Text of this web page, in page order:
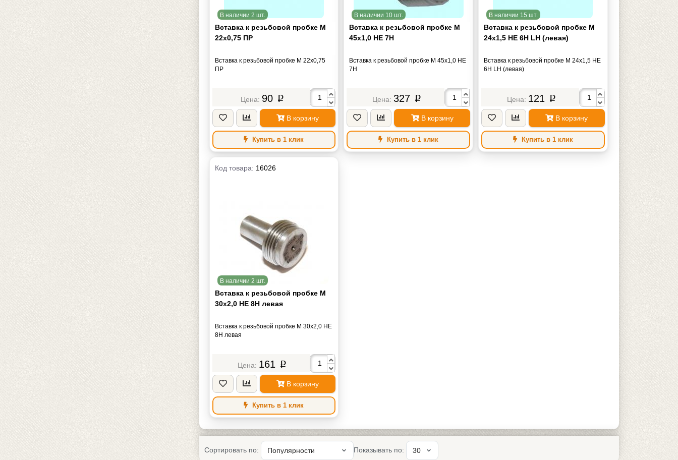
В наличии 2 шт.
Вставка к резьбовой пробке М
22х0,75 ПР
Вставка к резьбовой пробке М 22х0,75
ПР
90 p
В корзину
Купить в 1 клик
В наличии 10 шт.
Вставка к резьбовой пробке М
45х1,0 НЕ 7Н
Вставка к резьбовой пробке М 45х1,0 НЕ
7Н
327 p
В корзину
Купить в 1 клик
В наличии 15 шт.
Вставка к резьбовой пробке М
24х1,5 НЕ 6Н LH (левая)
Вставка к резьбовой пробке М 24х1,5 НЕ
6Н LH (левая)
121 p
В корзину
Купить в 1 клик
Код товара: 16026
В наличии 2 шт.
Вставка к резьбовой пробке М
30х2,0 НЕ 8Н левая
Вставка к резьбовой пробке М 30х2,0 НЕ
8Н левая
161 p
В корзину
Купить в 1 клик
Сортировать по: Показывать по: